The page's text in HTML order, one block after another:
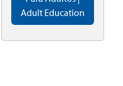
Adult Education